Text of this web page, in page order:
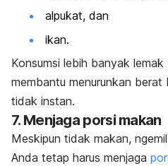
alpukat, dan
ikan.
Konsumsi lebih banyak
membantu menurunkan
tidak instan.
7. Menjaga porsi makan
Meskipun tidak makan,
Anda tetap harus menjaga